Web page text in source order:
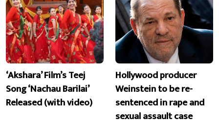
‘Akshara’ Film’s Teej
Song ‘Nachau Barilai’
Released (with video)
Hollywood producer
Weinstein to be re-
sentenced in rape and
sexual assault case